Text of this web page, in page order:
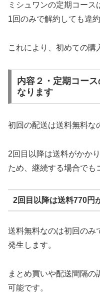
ミシュワンの定期コース
1回のみで解約しても違
これにより、初めての購
内容２・定期コー
なります
初回の配送は送料無料な
2回目以降は送料がかか
ため、継続する場合でも
2回目以降は送料770円
送料無料なのは初回のみ
発生します。
まとめ買いや配送間隔
可能です。